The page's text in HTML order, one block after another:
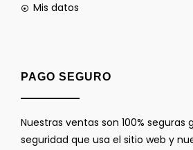
Mis datos
PAGO SEGURO
Nuestras ventas son 100% seguras
seguridad que usa el sitio web y